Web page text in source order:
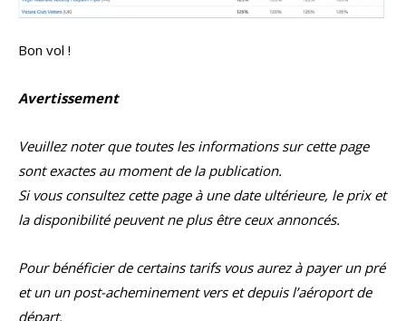
Bon vol !
Avertissement
Veuillez noter que toutes les informations sur cette page
sont exactes au moment de la publication.
Si vous consultez cette page à une date ultérieure, le prix et
la disponibilité peuvent ne plus être ceux annoncés.
Pour bénéficier de certains tarifs vous aurez à payer un pré
et un un post-acheminement vers et depuis l’aéroport de
départ.